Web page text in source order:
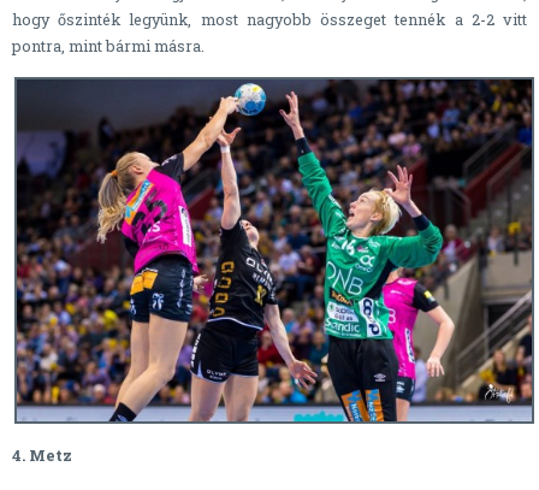
hogy őszinték legyünk, most nagyobb összeget tennék a 2-2 vitt
pontra, mint bármi másra.
4. Metz